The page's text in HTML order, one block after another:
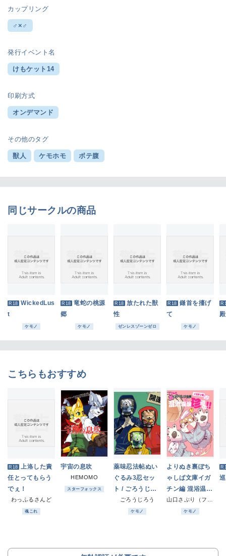
カップリング
♂×♂
発行イベント名
けもケット14
印刷方式
オンデマンド
その他のタグ
獣人 ケモホモ ボテ腹
同じサークルの商品
R18 WickedLus
t
ケモノ
R18 竜蛇の桃源
郷
ケモノ
R18 放たれた獣
性
ゼンレスゾーンゼロ
R18 鎌首を擡げ
て
ケモノ
殿
こちらもおすすめ
R18 上洛した責
任とってもらう
でぇ！
わっふるさんど
魂これ
宇宙の息吹
HEMOMO
スターフォックス
薬味忍法帖ぬい
ぐるみ3忍セッ
ト / ごろうじろ
ごろうじろう
ケモノ
よりぬき裏ぽち
ゃしば文庫イガ
チン編 混浴温泉
珍道中!!
ケモノ